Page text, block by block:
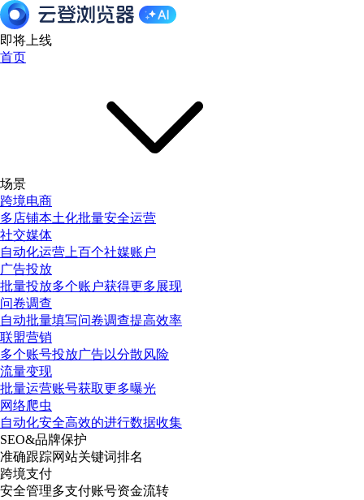
即将上线
首页
场景
跨境电商
多店铺本土化批量安全运营
社交媒体
自动化运营上百个社媒账户
广告投放
批量投放多个账户获得更多展现
问卷调查
自动批量填写问卷调查提高效率
联盟营销
多个账号投放广告以分散风险
流量变现
批量运营账号获取更多曝光
网络爬虫
自动化安全高效的进行数据收集
SEO&品牌保护
准确跟踪网站关键词排名
跨境支付
安全管理多支付账号资金流转